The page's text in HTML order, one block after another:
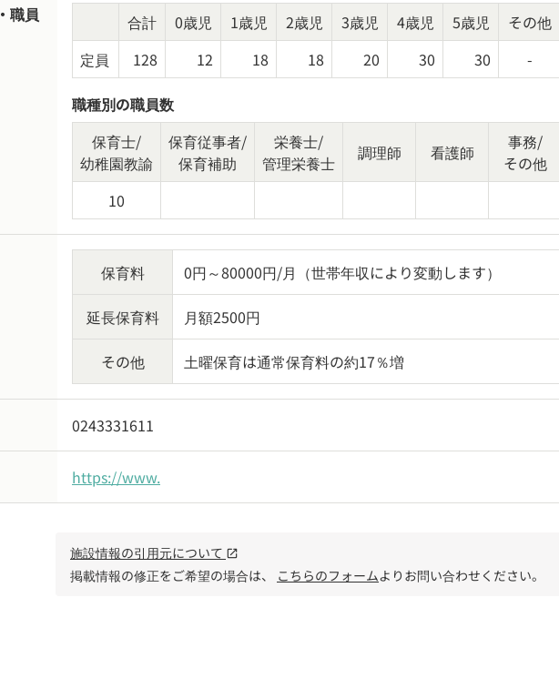
職員 合計 0歳児 1歳児 2歳児 3歳児 4歳児 5歳児
その他
定員
128 12 18 18 20 30 30 -
職種別の職員数
保育士/
幼稚園教諭
保育従事者/
保育補助
栄養士/
管理栄養士
調理師 看護師
事務/
その他
10
保育料 0円～80000円/月（世帯年収により変動します）
延長保育料 月額2500円
その他 土曜保育は通常保育料の約17％増
0243331611
https://www.
施設情報の引用元について open_in_new
掲載情報の修正をご希望の場合は、 こちらのフォームよりお問い合わせください。